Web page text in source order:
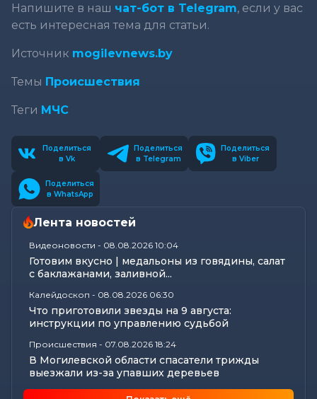
Напишите в наш чат-бот в Telegram, если у вас
есть интересная тема для статьи.
Источник mogilevnews.by
Темы Происшествия
Теги МЧС
Поделиться
в Vk
Поделиться
в Telegram
Поделиться
в Viber
Поделиться
в WhatsApp
Лента новостей
Видеоновости - 08.08.2026 10:04
Готовим вкусно | медальоны из говядины, салат
с баклажанами, заливной...
Калейдоскоп - 08.08.2026 06:30
Что приготовили звезды на 9 августа:
инструкции по управлению судьбой
Происшествия - 07.08.2026 18:24
В Могилевской области спасатели трижды
выезжали из-за упавших деревьев